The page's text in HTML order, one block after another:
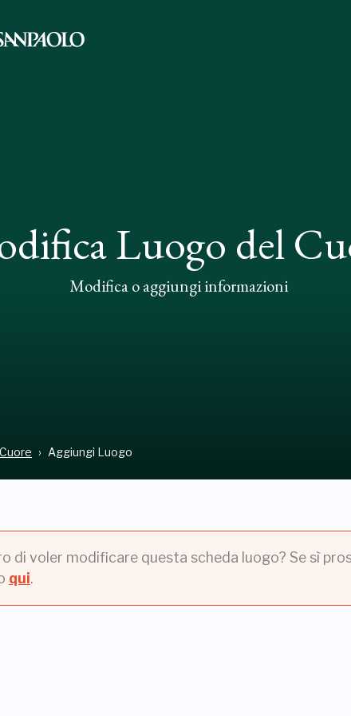
Luogo del
Modifica o aggiungi informazioni
Aggiungi Luogo
di voler modificare questa scheda luogo? Se sì
qui.